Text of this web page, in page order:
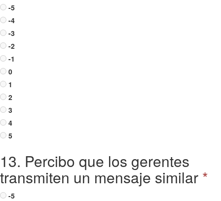
-5
-4
-3
-2
-1
0
1
2
3
4
5
13. Percibo que los gerentes
transmiten un mensaje similar *
-5